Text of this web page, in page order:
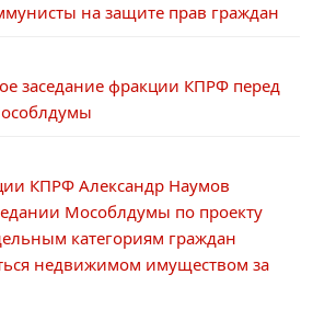
на защите прав граждан
заседание фракции КПРФ перед
КПРФ Александр Наумов
Мособлдумы по проекту
категориям граждан
недвижимом имуществом за